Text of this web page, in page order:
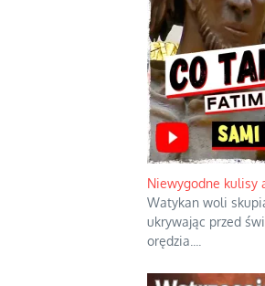
Niewygodne kulisy
Watykan woli
ukrywając przed
orędzia.